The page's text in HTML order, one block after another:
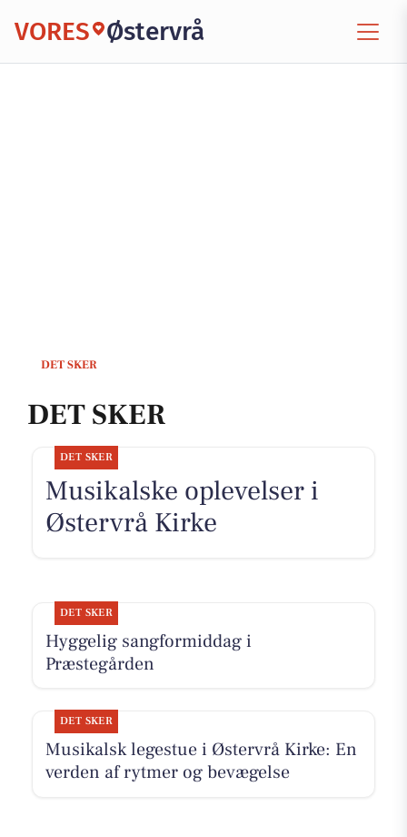
VORES Østervrå
DET SKER
DET SKER
DET SKER
Musikalske oplevelser i
Østervrå Kirke
DET SKER
Hyggelig sangformiddag i
Præstegården
DET SKER
Musikalsk legestue i Østervrå Kirke: En
verden af rytmer og bevægelse